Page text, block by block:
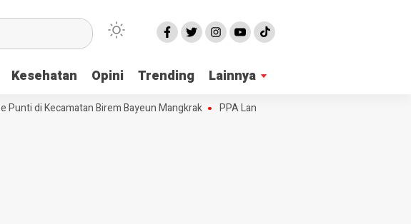
Kesehatan Opini Trending Lainnya
di Kecamatan Birem Bayeun Mangkrak PPA Langsa Sosialisasi Penanganan KDRT